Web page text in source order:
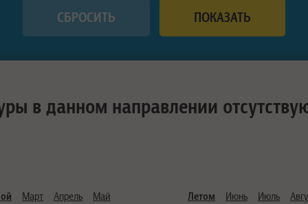
в данном направлении
Март Апрель Май Летом Июнь Июль